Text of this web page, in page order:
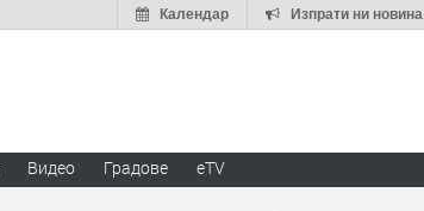
Изпрати ни новина
Календар
Видео Градове eTV